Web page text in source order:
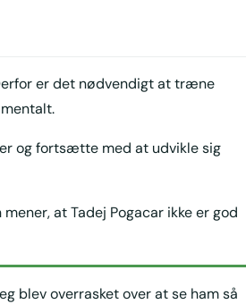
er det nødvendigt at træne
og fortsætte med at udvikle sig
at Tadej Pogacar ikke er god
blev overrasket over at se ham så